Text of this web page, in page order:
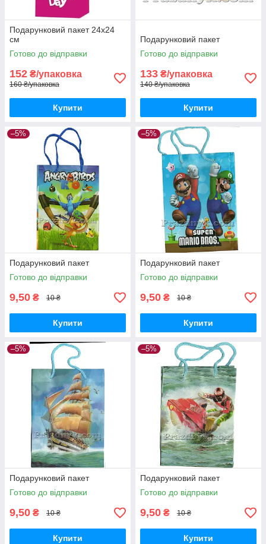
Подарунковий пакет 24х24
см
Готово до відправки
152 ₴/упаковка
160 ₴/упаковка
Купити
Подарунковий пакет
Готово до відправки
133 ₴/упаковка
140 ₴/упаковка
Купити
–5%
Подарунковий пакет
Готово до відправки
9,50 ₴ 10 ₴
Купити
–5%
Подарунковий пакет
Готово до відправки
9,50 ₴ 10 ₴
Купити
–5%
Подарунковий пакет
Готово до відправки
9,50 ₴ 10 ₴
Купити
–5%
Подарунковий пакет
Готово до відправки
9,50 ₴ 10 ₴
Купити